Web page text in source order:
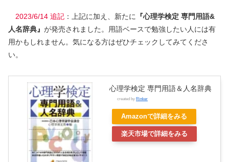
2023/6/14 追記 ：上記に加え、新たに 『心理学検定 専門用語&
人名辞典』 が発売されました。用語ベースで勉強したい人には有
用かもしれません。気になる方はぜひチェックしてみてくださ
い。
心理学検定 専門用語＆人名辞典
created by Rinker
Amazonで詳細をみる
楽天市場で詳細をみる